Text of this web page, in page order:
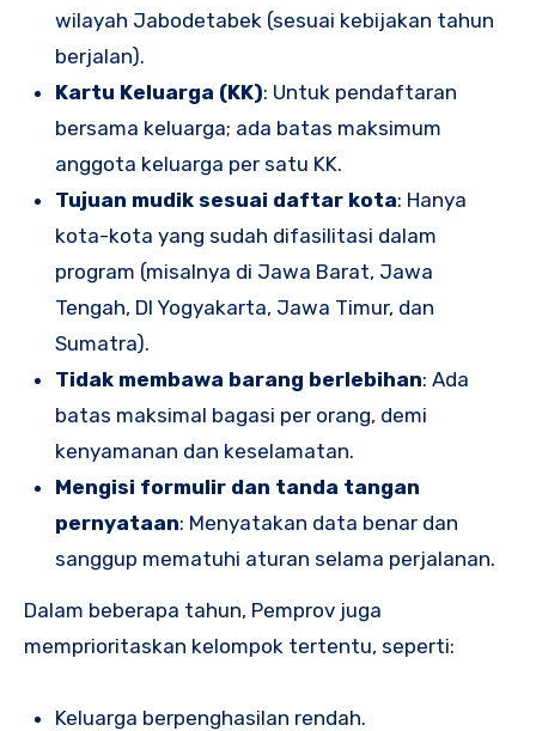
wilayah Jabodetabek (sesuai kebijakan tahun
berjalan).
Kartu Keluarga (KK): Untuk pendaftaran
bersama keluarga; ada batas maksimum
anggota keluarga per satu KK.
Tujuan mudik sesuai daftar kota: Hanya
kota-kota yang sudah difasilitasi dalam
program (misalnya di Jawa Barat, Jawa
Tengah, DI Yogyakarta, Jawa Timur, dan
Sumatra).
Tidak membawa barang berlebihan: Ada
batas maksimal bagasi per orang, demi
kenyamanan dan keselamatan.
Mengisi formulir dan tanda tangan
pernyataan: Menyatakan data benar dan
sanggup mematuhi aturan selama perjalanan.
Dalam beberapa tahun, Pemprov juga
memprioritaskan kelompok tertentu, seperti:
Keluarga berpenghasilan rendah.